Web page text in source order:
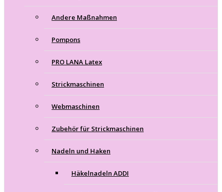
Andere Maßnahmen
Pompons
PRO LANA Latex
Strickmaschinen
Webmaschinen
Zubehör für Strickmaschinen
Nadeln und Haken
Häkelnadeln ADDI